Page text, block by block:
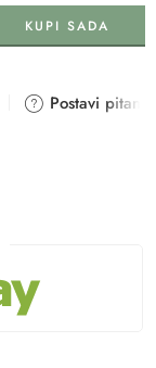
KUPI SADA
Postavi pitanje